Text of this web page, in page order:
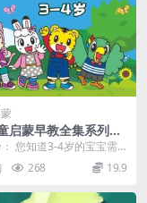
[1.03MB]
启蒙早教全集系列：
小天地快乐版(3-4岁)
您知道3-4岁的宝宝需
早教吗？ 3-4岁的宝宝
好...268 19.9